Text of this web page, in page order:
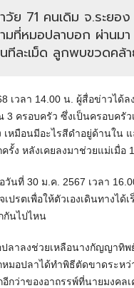
วัย 71 คนเดิม จ.ระยอ
มที่หมอปลาบอก ผ่านม
ทีละเม็ด ลูกพบขวดคล้
เวลา 14.00 น. ผู้สื่อข่าวไ
3 ครอบครัว ซึ่งเป็นครอบครั
เหมือนมีอะไรสีดำอยู่ด้านใน
รั้ง หลังเคยลงมาช่วยแม่เมื่อ
วันที่ 30 ม.ค. 2567 เวลา
เปรตเพื่อให้ตัวเองเดินทางไ
กันไปไหน
ลาลงช่วยเหลือนางกัญญาทิ
หมอปลาได้ทำพิธีตัดขาดระห
อีกว่าของอาถรรพ์ที่นายมงค